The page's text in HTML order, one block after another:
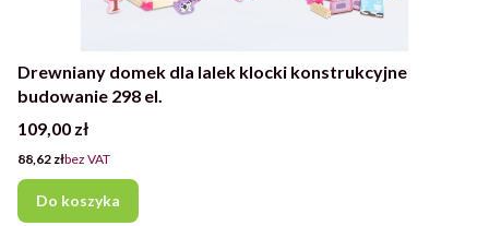
Drewniany domek dla lalek klocki konstrukcyjne
budowanie 298 el.
Cena
109,00 zł
Cena
88,62 złbez VAT
Do koszyka